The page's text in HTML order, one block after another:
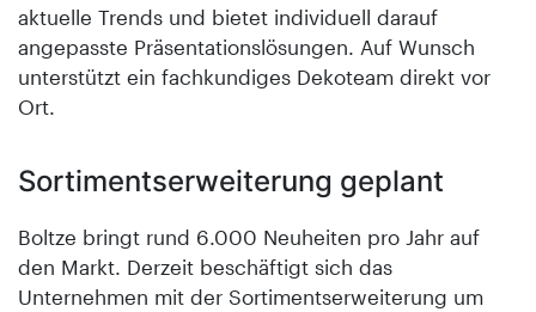
aktuelle Trends und bietet individuell darauf
angepasste Präsentationslösungen. Auf Wunsch
unterstützt ein fachkundiges Dekoteam direkt vor
Ort.
Sortimentserweiterung geplant
Boltze bringt rund 6.000 Neuheiten pro Jahr auf
den Markt. Derzeit beschäftigt sich das
Unternehmen mit der Sortimentserweiterung um